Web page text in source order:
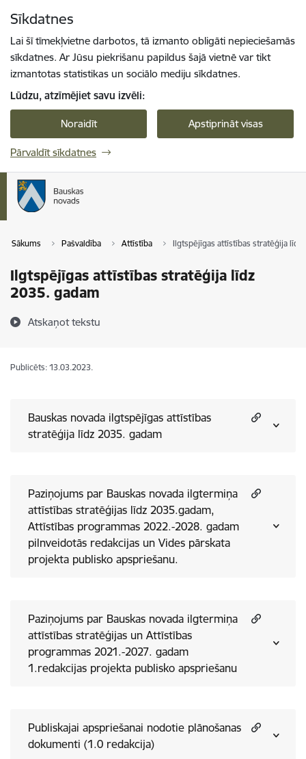
Sīkdatnes
Lai šī tīmekļvietne darbotos, tā izmanto obligāti nepieciešamās
sīkdatnes. Ar Jūsu piekrišanu papildus šajā vietnē var tikt
izmantotas statistikas un sociālo mediju sīkdatnes.
Lūdzu, atzīmējiet savu izvēli:
Noraidīt Apstiprināt visas
Pārvaldīt sīkdatnes
Sākums Pašvaldība Attīstība Ilgtspējīgas attīstības stratēģija līdz
Ilgtspējīgas attīstības stratēģija līdz
2035. gadam
Atskaņot tekstu
Publicēts: 13.03.2023.
Bauskas novada ilgtspējīgas attīstības
stratēģija līdz 2035. gadam
Paziņojums par Bauskas novada ilgtermiņa
attīstības stratēģijas līdz 2035.gadam,
Attīstības programmas 2022.-2028. gadam
pilnveidotās redakcijas un Vides pārskata
projekta publisko apspriešanu.
Paziņojums par Bauskas novada ilgtermiņa
attīstības stratēģijas un Attīstības
programmas 2021.-2027. gadam
1.redakcijas projekta publisko apspriešanu
Publiskajai apspriešanai nodotie plānošanas
dokumenti (1.0 redakcija)